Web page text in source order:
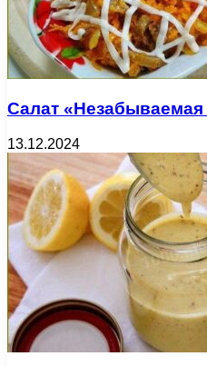
Салат «Незабываемая
13.12.2024